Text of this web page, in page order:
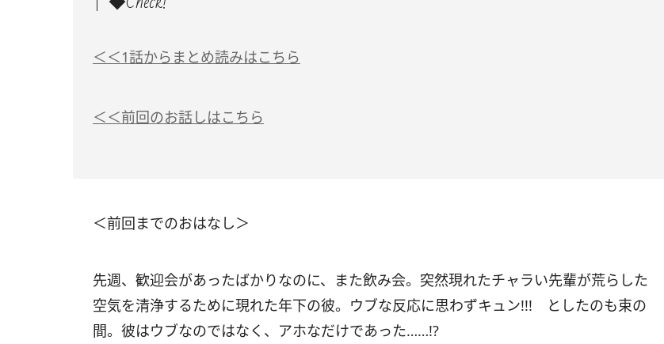
＜＜1話からまとめ読みはこちら
＜＜前回のお話しはこちら
＜前回までのおはなし＞
先週、歓迎会があったばかりなのに、また飲み会。突然現れたチャラい先輩が荒らした
空気を清浄するために現れた年下の彼。ウブな反応に思わずキュン!!! としたのも束の
間。彼はウブなのではなく、アホなだけであった……!?